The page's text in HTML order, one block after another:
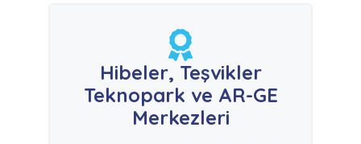
Hibeler, Teşvikler
Teknopark ve AR-GE
Merkezleri